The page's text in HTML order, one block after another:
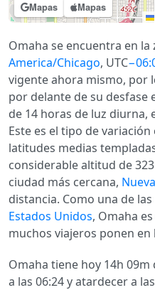
Mapas Mapas
Omaha se encuentra en
America/Chicago, UTC
vigente ahora mismo, por
por delante de su desfase
de 14 horas de luz diurna,
Este es el tipo de
latitudes medias
considerable altitud de
ciudad más cercana,
distancia. Como una de
Estados Unidos, Omaha
muchos viajeros ponen en
Omaha tiene hoy 14h
a las 06:24 y atardecer a